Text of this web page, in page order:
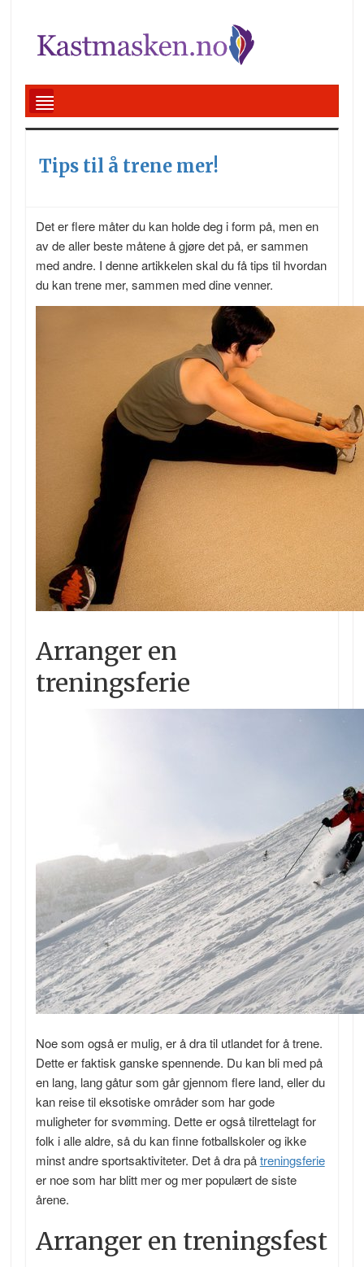
Tips til å trene mer!
Det er flere måter du kan holde deg i form på, men en
av de aller beste måtene å gjøre det på, er sammen
med andre. I denne artikkelen skal du få tips til hvordan
du kan trene mer, sammen med dine venner.
Arranger en
treningsferie
Noe som også er mulig, er å dra til utlandet for å trene.
Dette er faktisk ganske spennende. Du kan bli med på
en lang, lang gåtur som går gjennom flere land, eller du
kan reise til eksotiske områder som har gode
muligheter for svømming. Dette er også tilrettelagt for
folk i alle aldre, så du kan finne fotballskoler og ikke
minst andre sportsaktiviteter. Det å dra påtreningsferie
er noe som har blitt mer og mer populært de siste
årene.
Arranger en treningsfest